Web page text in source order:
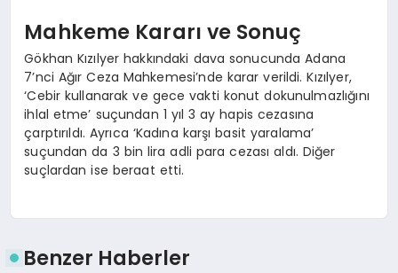
Mahkeme Kararı ve Sonuç
Gökhan Kızılyer hakkındaki dava sonucunda Adana
7’nci Ağır Ceza Mahkemesi’nde karar verildi. Kızılyer,
‘Cebir kullanarak ve gece vakti konut dokunulmazlığını
ihlal etme’ suçundan 1 yıl 3 ay hapis cezasına
çarptırıldı. Ayrıca ‘Kadına karşı basit yaralama’
suçundan da 3 bin lira adli para cezası aldı. Diğer
suçlardan ise beraat etti.
Benzer Haberler